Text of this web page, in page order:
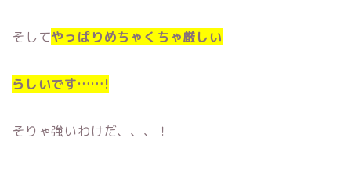
そしてやっぱりめちゃくちゃ厳しい
らしいです……!
そりゃ強いわけだ、、、！